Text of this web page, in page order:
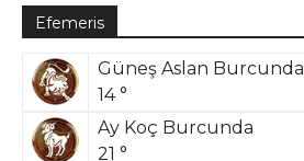
Efemeris
Güneş Aslan Burcunda
14 °
Ay Koç Burcunda
21 °